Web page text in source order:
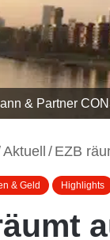
& Partner
Aktuell / EZB
& Geld Highlights